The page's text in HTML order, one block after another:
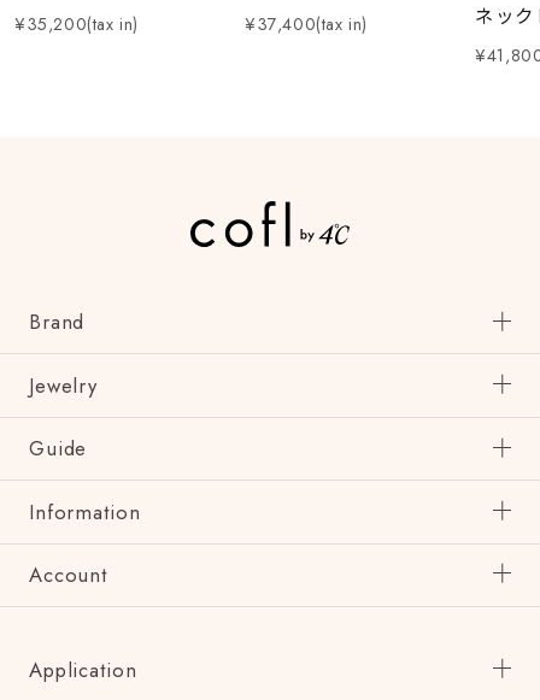
¥35,200(tax in) ¥37,400(tax in)
ネッ
Brand
Jewelry
Guide
Information
Account
Application